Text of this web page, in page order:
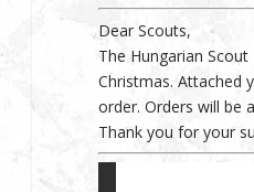
Dear Scouts,
The Hungarian
Christmas. Attached
order. Orders will be
Thank you for your